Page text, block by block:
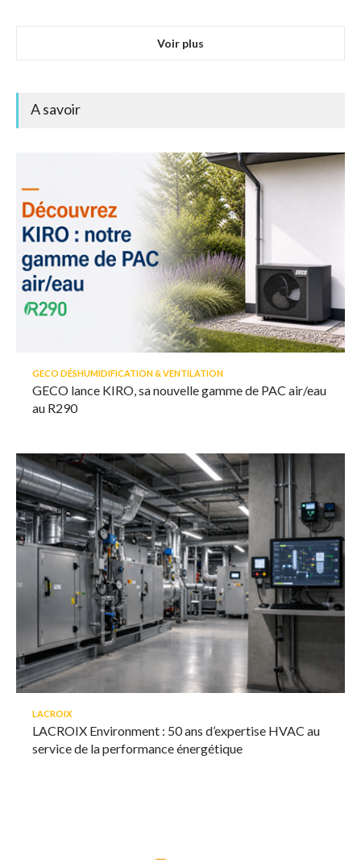
Voir plus
A savoir
GECO DÉSHUMIDIFICATION & VENTILATION
GECO lance KIRO, sa nouvelle gamme de PAC air/eau
au R290
LACROIX
LACROIX Environment : 50 ans d’expertise HVAC au
service de la performance énergétique